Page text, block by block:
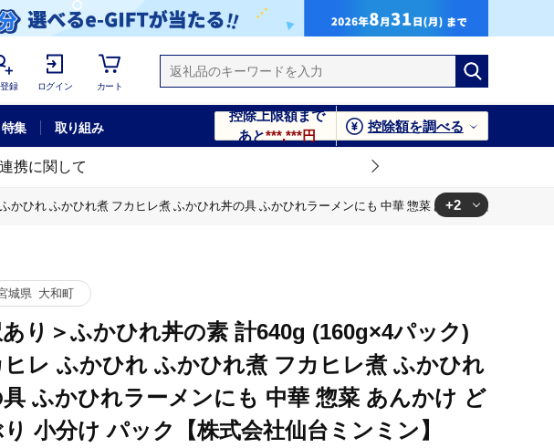
録 ログイン カート
特集 取り組み
控除上限額まで
あと***,***円
控除額を調べる
携に関して
かひれ ふかひれ煮 フカヒレ煮 ふかひれ丼の具 ふかひれラーメンにも 中華 惣菜 あんかけ どんぶり
ラーメンにも 中華 惣菜 あんかけ どんぶり 小分け パック【株式会社仙台ミンミン】
+2
城県 大和町
あり＞ふかひれ丼の素 計640g (160g×4パック)
ヒレ ふかひれ ふかひれ煮 フカヒレ煮 ふかひれ
ふかひれラーメンにも 中華 惣菜 あんかけ ど
小分け パック【株式会社仙台ミンミン】